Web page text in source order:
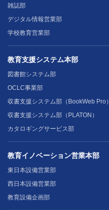
雑誌部
デジタル情報営業部
学校教育営業部
教育支援システム本部
図書館システム部
OCLC事業部
収書支援システム部（BookWeb Pro）
収書支援システム部（PLATON）
カタロギングサービス部
教育イノベーション営業本部
東日本設備営業部
西日本設備営業部
教育設備企画部